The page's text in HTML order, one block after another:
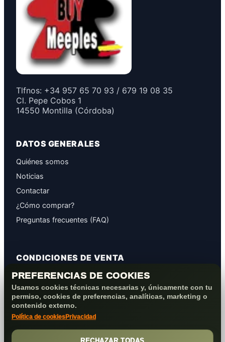
PREFERENCIAS DE COOKIES
Usamos cookies técnicas necesarias y, únicamente con tu
permiso, cookies de preferencias, analíticas, marketing o
contenido externo.
Política de cookies Privacidad
RECHAZAR TODAS
Tlfnos: +34 957 65 70 93 / 679 19 08 35
Cl. Pepe Cobos 1
14550 Montilla (Córdoba)
DATOS GENERALES
Quiénes somos
Noticias
Contactar
¿Cómo comprar?
Preguntas frecuentes (FAQ)
CONDICIONES DE VENTA
GARANTÍAS
PROTECCIÓN DE DATOS
COOKIES+PRIVACIDAD
FORMAS DE PAGO